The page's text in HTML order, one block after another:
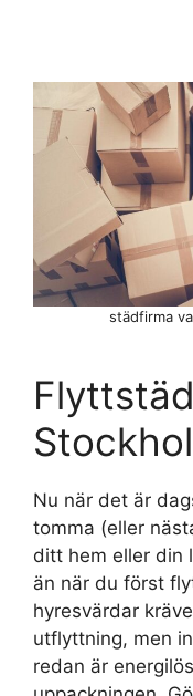
Nu när det är
tomma (eller
ditt hem eller din
än när du först
hyresvärdar
utflyttning, men
redan är
städfirma